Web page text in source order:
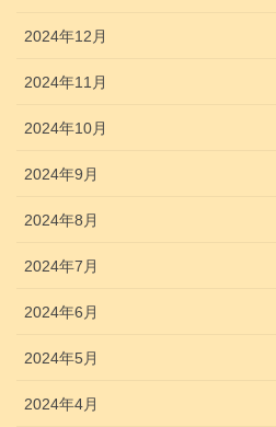
2024年12月
2024年11月
2024年10月
2024年9月
2024年8月
2024年7月
2024年6月
2024年5月
2024年4月